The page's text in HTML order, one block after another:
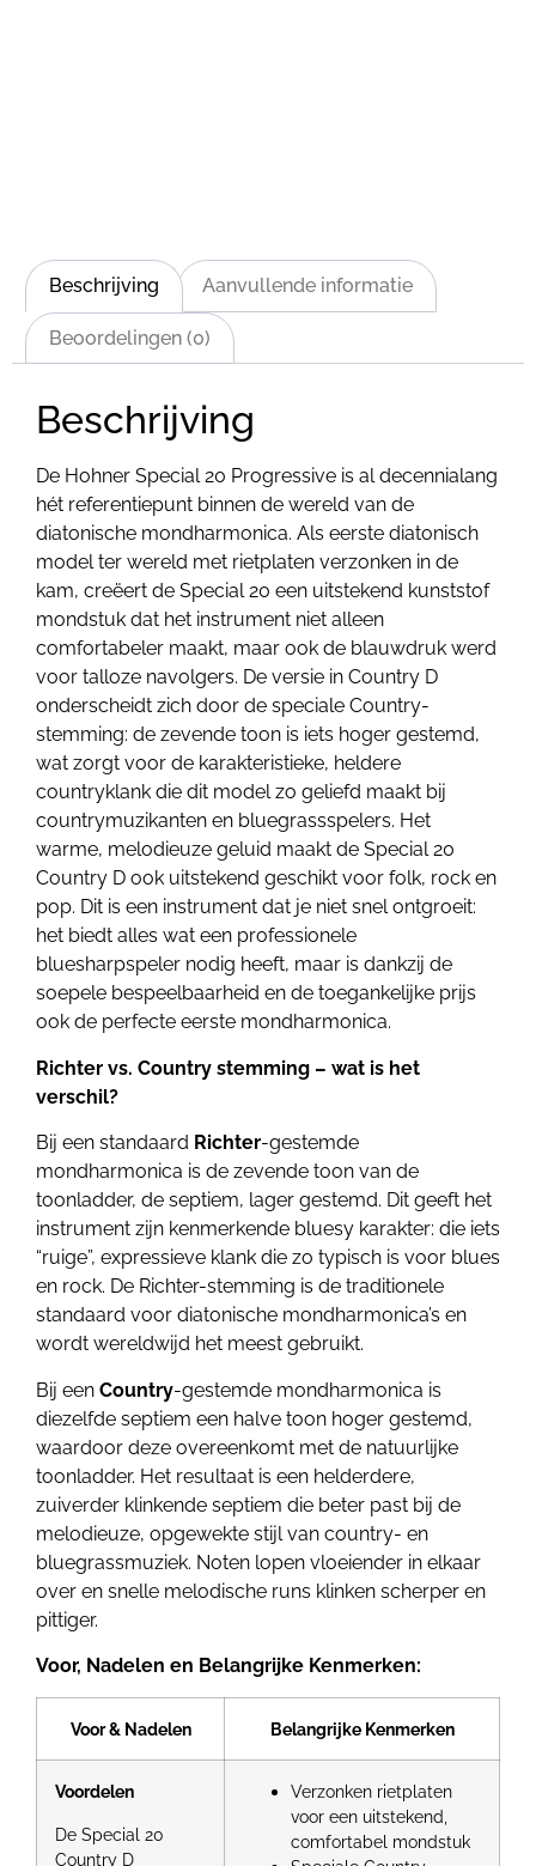
Beschrijving Aanvullende informatie
Beoordelingen (0)
Beschrijving
De Hohner Special 20 Progressive is al decennialang
hét referentiepunt binnen de wereld van de
diatonische mondharmonica. Als eerste diatonisch
model ter wereld met rietplaten verzonken in de
kam, creëert de Special 20 een uitstekend kunststof
mondstuk dat het instrument niet alleen
comfortabeler maakt, maar ook de blauwdruk werd
voor talloze navolgers. De versie in Country D
onderscheidt zich door de speciale Country-
stemming: de zevende toon is iets hoger gestemd,
wat zorgt voor de karakteristieke, heldere
countryklank die dit model zo geliefd maakt bij
countrymuzikanten en bluegrassspelers. Het
warme, melodieuze geluid maakt de Special 20
Country D ook uitstekend geschikt voor folk, rock en
pop. Dit is een instrument dat je niet snel ontgroeit:
het biedt alles wat een professionele
bluesharpspeler nodig heeft, maar is dankzij de
soepele bespeelbaarheid en de toegankelijke prijs
ook de perfecte eerste mondharmonica.
Richter vs. Country stemming – wat is het
verschil?
Bij een standaard Richter-gestemde
mondharmonica is de zevende toon van de
toonladder, de septiem, lager gestemd. Dit geeft het
instrument zijn kenmerkende bluesy karakter: die iets
“ruige”, expressieve klank die zo typisch is voor blues
en rock. De Richter-stemming is de traditionele
standaard voor diatonische mondharmonica’s en
wordt wereldwijd het meest gebruikt.
Bij een Country-gestemde mondharmonica is
diezelfde septiem een halve toon hoger gestemd,
waardoor deze overeenkomt met de natuurlijke
toonladder. Het resultaat is een helderdere,
zuiverder klinkende septiem die beter past bij de
melodieuze, opgewekte stijl van country- en
bluegrassmuziek. Noten lopen vloeiender in elkaar
over en snelle melodische runs klinken scherper en
pittiger.
Voor, Nadelen en Belangrijke Kenmerken:
Voor & Nadelen Belangrijke Kenmerken
Voordelen
De Special 20
Country D
Verzonken rietplaten
voor een uitstekend,
comfortabel mondstuk